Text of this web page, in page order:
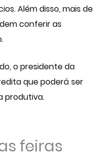
Além disso, mais de
conferir as
o presidente da
que poderá ser
produtiva.